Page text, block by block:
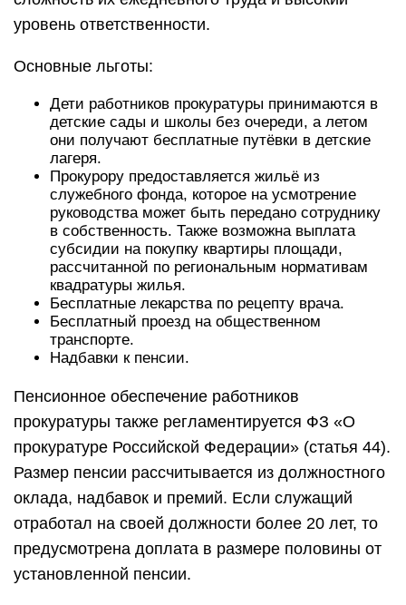
уровень ответственности.
Основные льготы:
Дети работников прокуратуры принимаются в
детские сады и школы без очереди, а летом
они получают бесплатные путёвки в детские
лагеря.
Прокурору предоставляется жильё из
служебного фонда, которое на усмотрение
руководства может быть передано сотруднику
в собственность. Также возможна выплата
субсидии на покупку квартиры площади,
рассчитанной по региональным нормативам
квадратуры жилья.
Бесплатные лекарства по рецепту врача.
Бесплатный проезд на общественном
транспорте.
Надбавки к пенсии.
Пенсионное обеспечение работников
прокуратуры также регламентируется ФЗ «О
прокуратуре Российской Федерации» (статья 44).
Размер пенсии рассчитывается из должностного
оклада, надбавок и премий. Если служащий
отработал на своей должности более 20 лет, то
предусмотрена доплата в размере половины от
установленной пенсии.